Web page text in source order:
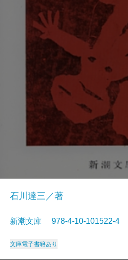
石川達三／著
新潮文庫 978-4-10-101522-
文庫電子書籍あり